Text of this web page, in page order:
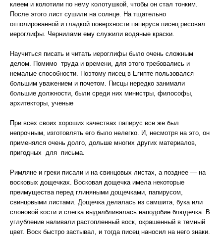
клеем и колотили по нему колотушкой, чтобы он стал тонким.
После этого лист сушили на солнце. На тщательно
отполированной и гладкой поверхности папируса писец рисовал
иероглифы. Чернилами ему служили водяные краски.
Научиться писать и читать иероглифы было очень сложным
делом. Помимо труда и времени, для этого требовались и
немалые способности. Поэтому писец в Египте пользовался
большим уважением и почетом. Писцы нередко занимали
большие должности, были среди них министры, философы,
архитекторы, ученые
При всех своих хороших качествах папирус все же был
непрочным, изготовлять его было нелегко. И, несмотря на это, он
применялся очень долго, дольше многих других материалов,
пригодных для письма.
Римляне и греки писали и на свинцовых листах, а позднее — на
восковых дощечках. Восковая дощечка имела некоторые
преимущества перед глиняными дощечками, папирусом,
свинцовыми листами. Дощечка делалась из самшита, бука или
слоновой кости и слегка выдалбливалась наподобие блюдечка. В
углубление наливали растопленный воск, окрашенный в темный
цвет. Воск быстро застывал, и тогда писец наносил на него знаки.